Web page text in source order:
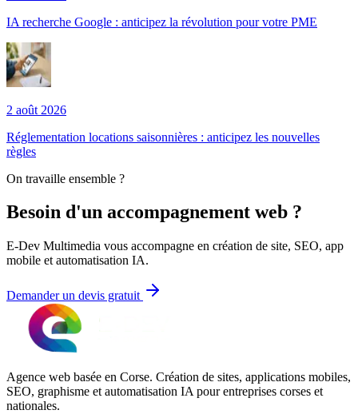
IA recherche Google : anticipez la révolution pour votre PME
2 août 2026
Réglementation locations saisonnières : anticipez les nouvelles
règles
On travaille ensemble ?
Besoin d'un accompagnement web ?
E-Dev Multimedia vous accompagne en création de site, SEO, app
mobile et automatisation IA.
Demander un devis gratuit
Agence web basée en Corse. Création de sites, applications mobiles,
SEO, graphisme et automatisation IA pour entreprises corses et
nationales.